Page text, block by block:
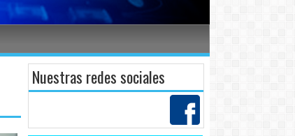
Nuestras redes sociales